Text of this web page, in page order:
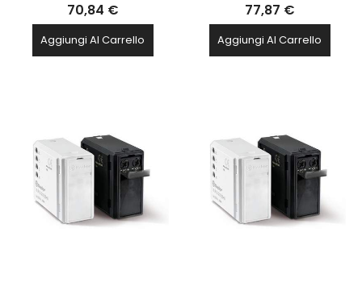
Bluetooth 2Canali
13.22.8.230.B000 FINDER -
13228230B000
70,84 €
Aggiungi Al Carrello
182182300000
77,87 €
Aggiungi Al Carrello